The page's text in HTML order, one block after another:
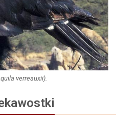
verreauxii).